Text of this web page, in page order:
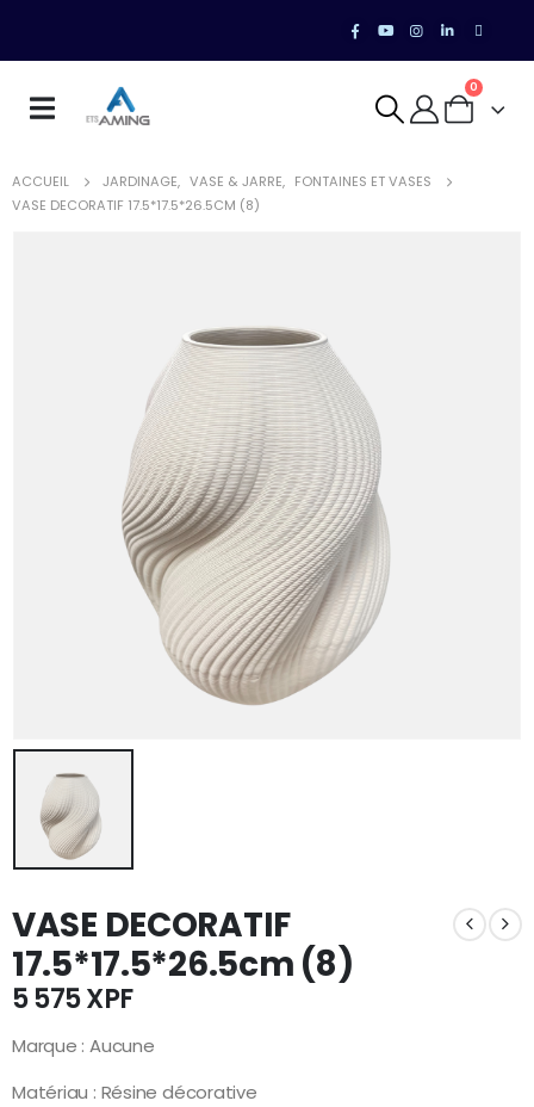
0
ACCUEIL JARDINAGE, VASE & JARRE, FONTAINES ET VASES
VASE DECORATIF 17.5*17.5*26.5CM (8)
VASE DECORATIF
17.5*17.5*26.5cm (8)
5 575XPF
Marque : Aucune
Matériau : Résine décorative